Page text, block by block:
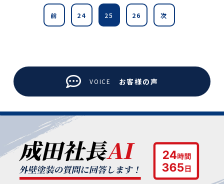
前 24 25 26 次
VOICE お客様の声